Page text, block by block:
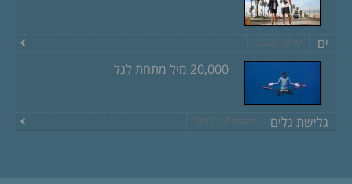
ים יוני 18, 2020
20,000 מיל מתחת לגל
גלישת גלים דצמבר 13, 2019